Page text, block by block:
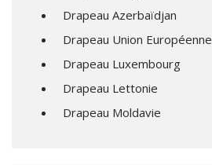
Drapeau Azerbaïdjan
Drapeau Union Européenne
Drapeau Luxembourg
Drapeau Lettonie
Drapeau Moldavie